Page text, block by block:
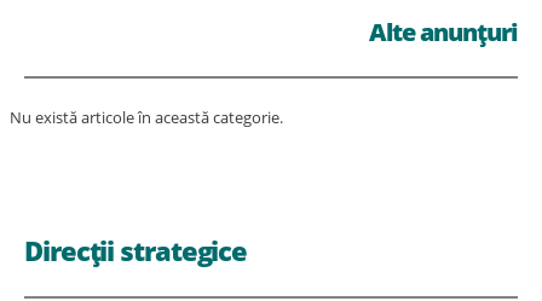
Alte anunțuri
Nu există articole în această categorie.
Direcții strategice